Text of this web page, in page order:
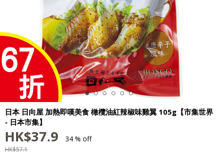
日本 日向屋 加熱即嘆美食 橄欖油紅辣椒味雞翼 105g【市集世界
- 日本市集】
HK$37.9 34 % off
HK$57.1